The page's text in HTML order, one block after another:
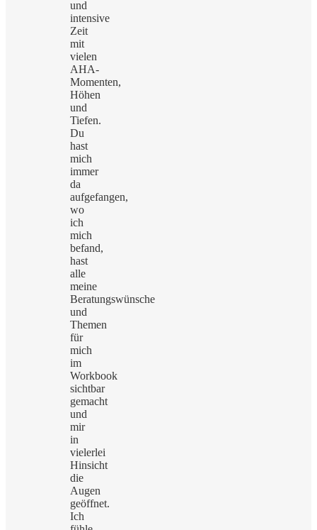
und
intensive
Zeit
mit
vielen
AHA-
Momenten,
Höhen
und
Tiefen.
Du
hast
mich
immer
da
aufgefangen,
wo
ich
mich
befand,
hast
alle
meine
Beratungswünsche
und
Themen
für
mich
im
Workbook
sichtbar
gemacht
und
mir
in
vielerlei
Hinsicht
die
Augen
geöffnet.
Ich